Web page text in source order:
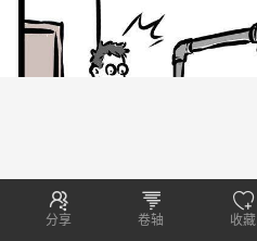
分享 卷轴 收藏